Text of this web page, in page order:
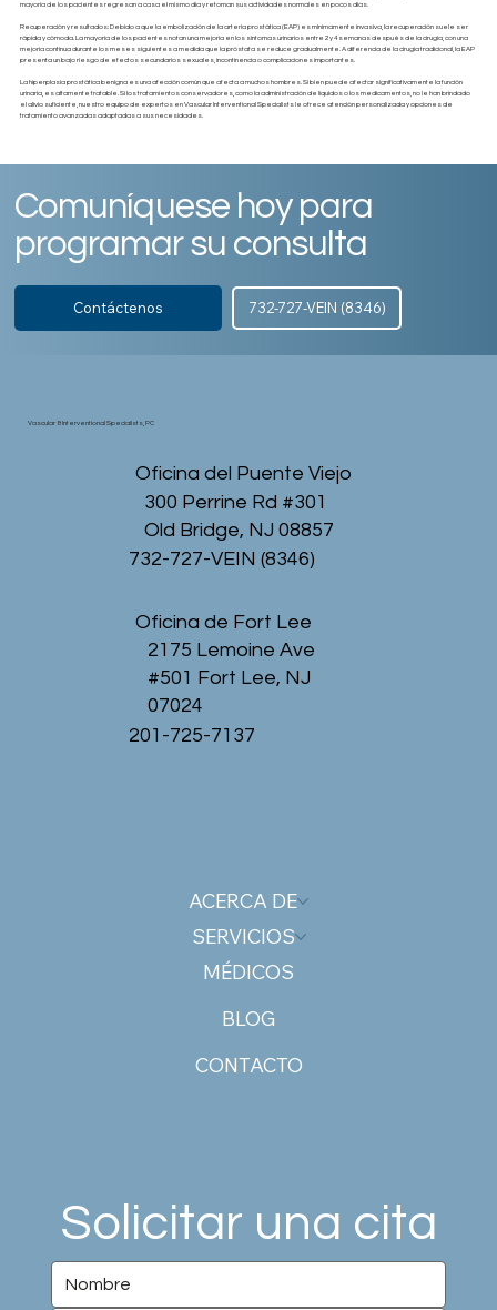
mayoría de los pacientes regresan a casa el mismo día y retoman sus actividades normales en pocos días.
Recuperación y resultados: Debido a que la embolización de la arteria prostática (EAP) es mínimamente invasiva, la recuperación suele ser
rápida y cómoda. La mayoría de los pacientes notan una mejoría en los síntomas urinarios entre 2 y 4 semanas después de la cirugía, con una
mejoría continua durante los meses siguientes a medida que la próstata se reduce gradualmente. A diferencia de la cirugía tradicional, la EAP
presenta un bajo riesgo de efectos secundarios sexuales, incontinencia o complicaciones importantes.
La hiperplasia prostática benigna es una afección común que afecta a muchos hombres. Si bien puede afectar significativamente la función
urinaria, es altamente tratable. Si los tratamientos conservadores, como la administración de líquidos o los medicamentos, no le han brindado
el alivio suficiente, nuestro equipo de expertos en Vascular Interventional Specialists le ofrece atención personalizada y opciones de
tratamiento avanzadas adaptadas a sus necesidades.
Comuníquese hoy para
programar su consulta
Contáctenos 732-727-VEIN (8346)
ACERCA DE
SERVICIOS
MÉDICOS
BLOG
CONTACTO
Solicitar una cita
Vascular & Interventional Specialists, PC
Oficina del Puente Viejo
300 Perrine Rd #301
Old Bridge, NJ 08857
732-727-VEIN (8346)
Oficina de Fort Lee
2175 Lemoine Ave
#501 Fort Lee, NJ
07024
201-725-7137